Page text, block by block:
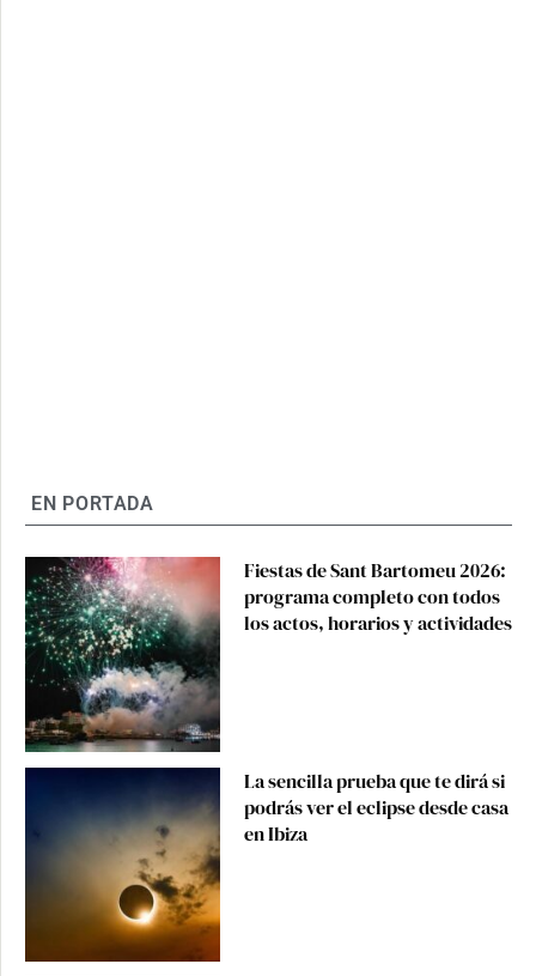
EN PORTADA
Fiestas de Sant Bartomeu 2026:
programa completo con todos
los actos, horarios y actividades
La sencilla prueba que te dirá si
podrás ver el eclipse desde casa
en Ibiza